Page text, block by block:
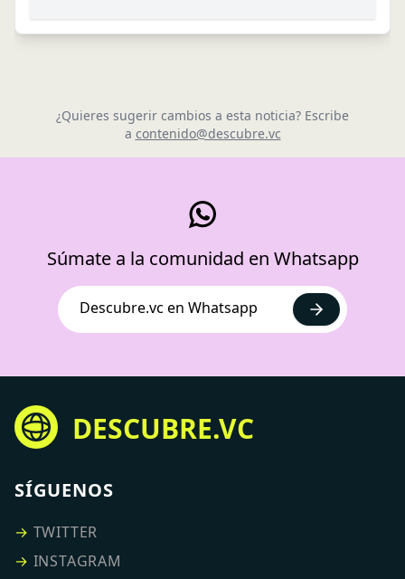
¿Quieres sugerir cambios a esta noticia? Escribe
a contenido@descubre.vc
Súmate a la comunidad en Whatsapp
Descubre.vc en Whatsapp
DESCUBRE.VC
SÍGUENOS
→ TWITTER
→ INSTAGRAM